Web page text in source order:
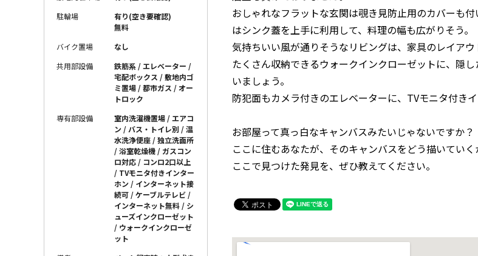
おしゃれなフラットな玄関は覗き見防止用のカバーも
はシンク蓋を上手に利用して、料理の幅も広がりそう。
気持ちいい風が通りそうなリビングは、家具のレイアウ
たくさん収納できるウォークインクローゼットに、隠
いましょう。
防犯面もカメラ付きのエレベーターに、TVモニタ付きイ
お部屋って真っ白なキャンバスみたいじゃないですか？
ここに住むあなたが、そのキャンバスをどう描いていく
ここで見つけた発見を、ぜひ教えてください。
駐輪場
有り(空き要確認)
無料
バイク置場
なし
共用部設備
鉄筋系 / エレベーター /
宅配ボックス / 敷地内ゴ
ミ置場 / 都市ガス / オー
トロック
専有部設備
室内洗濯機置場 / エアコ
ン / バス・トイレ別 / 温
水洗浄便座 / 独立洗面所
/ 浴室乾燥機 / ガスコン
ロ対応 / コンロ2口以上
/ TVモニタ付きインター
ホン / インターネット接
続可 / ケーブルテレビ /
インターネット無料 / シ
ューズインクローゼット
/ ウォークインクローゼ
ット